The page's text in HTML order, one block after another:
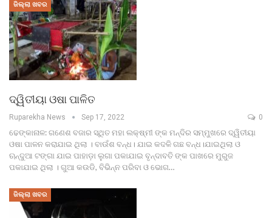
ଜିଲ୍ଲା ଖବର
ଦ୍ୱିତୀୟା ଓଷା ପାଳିତ
Ruparekha News Sep 17, 2022 0
ଢେଙ୍କାନାଳ: ଗଣେଶ ବଜାର ସ୍ଥିତ ମହା ଲକ୍ଷ୍ମୀ ଙ୍କ ମନ୍ଦିର ସମ୍ମୁଖରେ ଦ୍ୱିତୀୟା
ଓଷା ପାଳନ କରାଯାଇ ଥିଲା । ବାଉଁଶ ବନ୍ଧ। ଯାଇ କଦଳି ଗଛ ବନ୍ଧ।ଯାଇଥିଲା ଓ
ଋନ୍ଦୁଆ ଟଙ୍ଗା ଯାଇ ପାହାଡ଼ା ଲୁଗା ପକାଯାଇ ବୃନ୍ଦାବତି ଙ୍କ ପାଖରେ ମୁରୁଜ
ପକାଯାଇ ଥିଲା । ଗୁଆ କଉଡି, ବିଭିନ୍ନ ପରିବା ଓ ଭୋଗ…
ଜିଲ୍ଲା ଖବର